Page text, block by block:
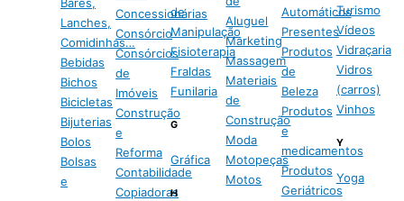
Lanches,
Comidinhas…
Bebidas
Bichos
Bicicletas
Bijuterias
Bolos
Bolsas
e
Concessionárias
Consórcio
Consórcios
de
Imóveis
Construção
e
Reforma
Contabilidade
Copiadoras
de
Manipulação
Fisioterapia
Fraldas
Funilaria
G
Gráfica
H
Aluguel
Marketing
Massagem
Materiais
de
Construção
Moda
Motopeças
Motos
Automáticos
Presentes
Produtos
de
Beleza
Produtos
e
medicamentos
Produtos
Geriátricos
Turismo
Vídeos
Vidraçaria
Vidros
(carros)
Vinhos
Y
Yoga